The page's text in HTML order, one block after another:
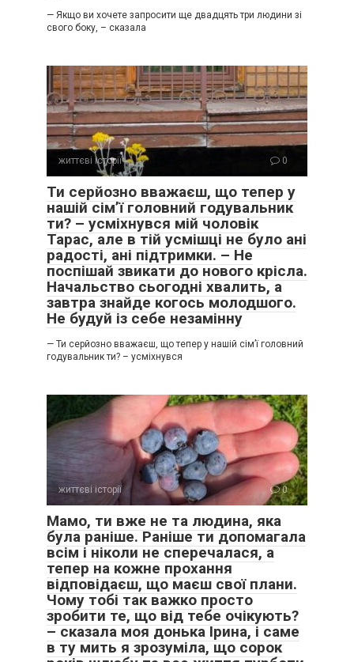
— Якщо ви хочете запросити ще двадцять три людини зі
свого боку, – сказала
життєві історії 0
Ти серйозно вважаєш, що тепер у
нашій сім’ї головний годувальник
ти? – усміхнувся мій чоловік
Тарас, але в тій усмішці не було ані
радості, ані підтримки. – Не
поспішай звикати до нового крісла.
Начальство сьогодні хвалить, а
завтра знайде когось молодшого.
Не будуй із себе незамінну
— Ти серйозно вважаєш, що тепер у нашій сім’ї головний
годувальник ти? – усміхнувся
життєві історії 0
Мамо, ти вже не та людина, яка
була раніше. Раніше ти допомагала
всім і ніколи не сперечалася, а
тепер на кожне прохання
відповідаєш, що маєш свої плани.
Чому тобі так важко просто
зробити те, що від тебе очікують?
– сказала моя донька Ірина, і саме
в ту мить я зрозуміла, що сорок